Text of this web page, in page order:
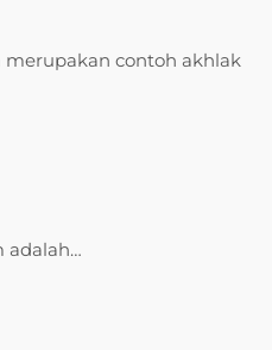
contoh akhlak
adalah…